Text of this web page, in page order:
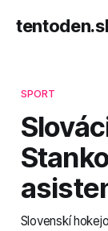
SPORT
Slovenskí